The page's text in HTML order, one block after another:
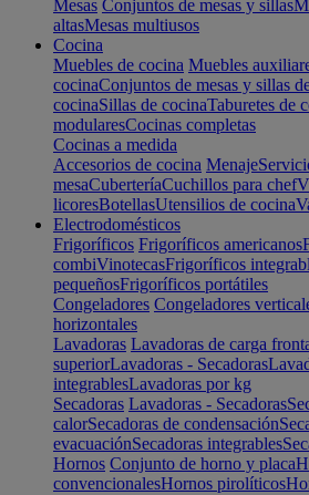
Mesas Conjuntos de mesas y sillas
altasMesas multiusos
Cocina
Muebles de cocina Muebles
cocinaConjuntos de mesas y sillas
cocinaSillas de cocinaTaburetes de
modularesCocinas completas
Cocinas a medida
Accesorios de cocina Menaje
mesaCuberteríaCuchillos para chef
licoresBotellasUtensilios de cocina
Electrodomésticos
Frigoríficos Frigoríficos americanos
combiVinotecasFrigoríficos
pequeñosFrigoríficos portátiles
Congeladores Congeladores
horizontales
Lavadoras Lavadoras de carga
superiorLavadoras - Secadoras
integrablesLavadoras por kg
Secadoras Lavadoras - Secadoras
calorSecadoras de condensación
evacuaciónSecadoras integrables
Hornos Conjunto de horno y placa
convencionalesHornos pirolíticos